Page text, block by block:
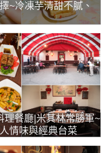
~冷凍芋清甜不膩、
理餐廳|米其林常勝軍~
情味與經典台菜